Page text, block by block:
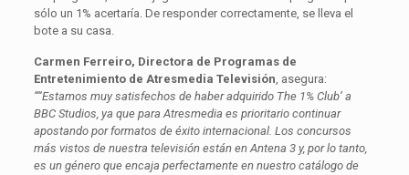
sólo un 1% acertaría. De responder correctamente, se lleva el
bote a su casa.
Carmen Ferreiro, Directora de Programas de
Entretenimiento de Atresmedia Televisión, asegura:
““Estamos muy satisfechos de haber adquirido The 1% Club’ a
BBC Studios, ya que para Atresmedia es prioritario continuar
apostando por formatos de éxito internacional. Los concursos
más vistos de nuestra televisión están en Antena 3 y, por lo tanto,
es un género que encaja perfectamente en nuestro catálogo de